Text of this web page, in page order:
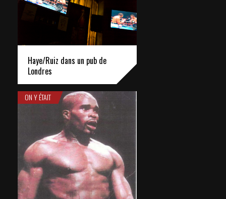
Haye/Ruiz dans un pub de
Londres
ON Y ÉTAIT